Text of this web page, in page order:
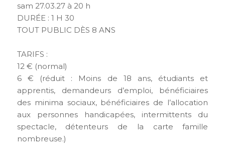
sam 27.03.27 à 20 h
DURÉE : 1 H 30
TOUT PUBLIC DÈS 8 ANS
TARIFS :
12 € (normal)
6 € (réduit : Moins de 18 ans, étudiants et
apprentis, demandeurs d’emploi, bénéficiaires
des minima sociaux, bénéficiaires de l’allocation
aux personnes handicapées, intermittents du
spectacle, détenteurs de la carte famille
nombreuse.)